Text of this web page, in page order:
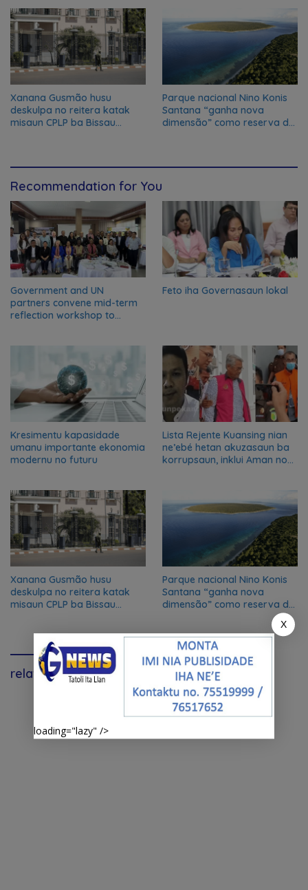
Xanana Gusmão husu
deskulpa no reitera katak
misaun CPLP ba Bissau
Parque nacional Nino Konis
Santana “ganha nova
dimensão” como reserva da
Recommendation for You
Government and UN
partners convene mid-term
reflection workshop to
Feto iha Governasaun lokal
Kresimentu kapasidade
umanu importante ekonomia
modernu no futuru
Lista Rejente Kuansing nian
ne’ebé hetan akuzasaun ba
korrupsaun, inklui Aman no
Xanana Gusmão husu
deskulpa no reitera katak
misaun CPLP ba Bissau
Parque nacional Nino Konis
Santana “ganha nova
dimensão” como reserva da
relavante
X
loading="lazy" />